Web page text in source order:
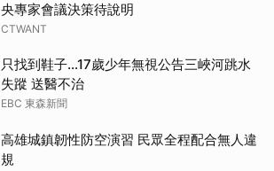
央專家會議決策待說明
CTWANT
只找到鞋子…17歲少年無視公告三峽河跳水
失蹤 送醫不治
EBC 東森新聞
高雄城鎮韌性防空演習 民眾全程配合無人違
規